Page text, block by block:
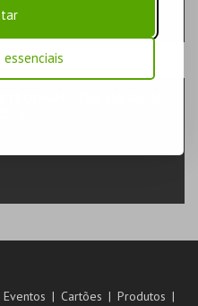
/ THE MAGIC OF
Eventos Cartões
Produtos